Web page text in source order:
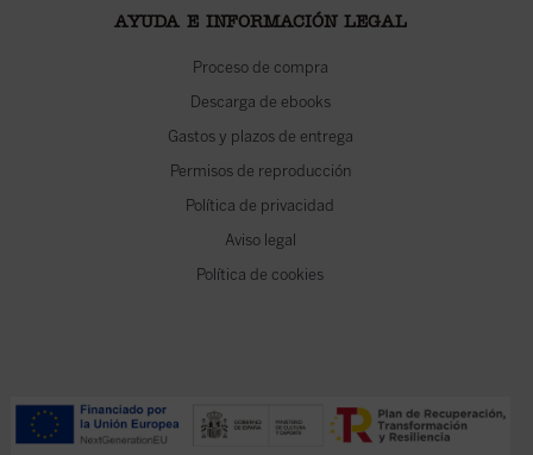
AYUDA E INFORMACIÓN LEGAL
Proceso de compra
Descarga de ebooks
Gastos y plazos de entrega
Permisos de reproducción
Política de privacidad
Aviso legal
Política de cookies